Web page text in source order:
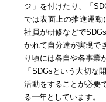
ジ」を付けたり、「
では表面上の推進運動
社員が研修などで
かれて自分達が実現で
り頃には各自や各事業
「SDGsという大切な
活動をすることが必要
る一年としています。